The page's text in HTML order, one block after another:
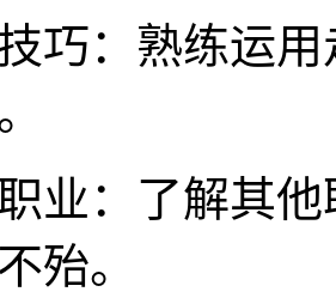
巧：熟练运
业：了解其
殆。